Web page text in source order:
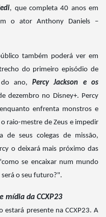
, que completa 40 anos em
o ator Anthony Daniels –
também poderá ver em
do primeiro episódio de
do ano,Percy Jackson e os
dezembro no Disney+. Percy
enfrenta monstros e
raio-mestre de Zeus e impedir
de seus colegas de missão,
o deixará mais próximo das
se encaixar num mundo
será o seu futuro?".
mídia da CCXP23
estará presente na CCXP23. A